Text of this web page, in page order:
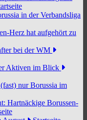
in der Verbandsliga
Herz hat aufgehört zu
bei der WM
Aktiven im Blick
nur Borussia im
Hartnäckige Borussen-